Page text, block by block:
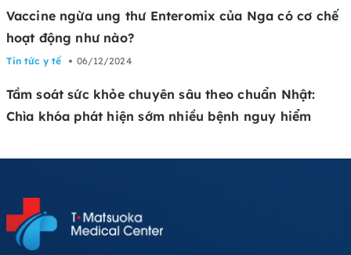
Vaccine ngừa ung thư Enteromix của Nga có cơ chế
hoạt động như nào?
Tin tức y tế 06/12/2024
Tầm soát sức khỏe chuyên sâu theo chuẩn Nhật:
Chìa khóa phát hiện sớm nhiều bệnh nguy hiểm